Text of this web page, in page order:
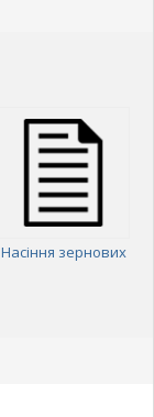
Насіння зернових